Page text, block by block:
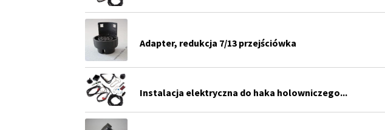
Adapter, redukcja 7/13 przejściówka
Instalacja elektryczna do haka holowniczego...